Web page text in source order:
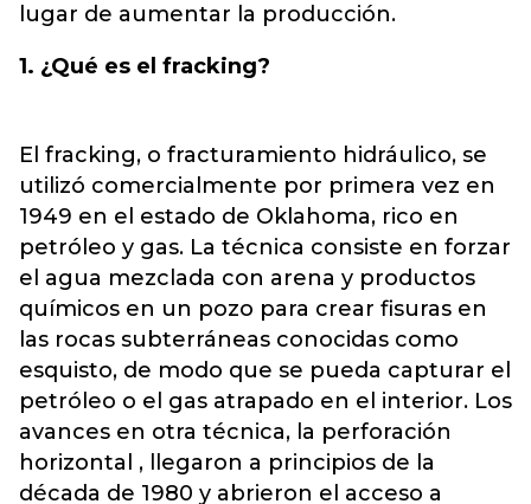
lugar de aumentar la producción.
1. ¿Qué es el fracking?
El fracking, o fracturamiento hidráulico, se
utilizó comercialmente por primera vez en
1949 en el estado de Oklahoma, rico en
petróleo y gas. La técnica consiste en forzar
el agua mezclada con arena y productos
químicos en un pozo para crear fisuras en
las rocas subterráneas conocidas como
esquisto, de modo que se pueda capturar el
petróleo o el gas atrapado en el interior. Los
avances en otra técnica, la perforación
horizontal , llegaron a principios de la
década de 1980 y abrieron el acceso a